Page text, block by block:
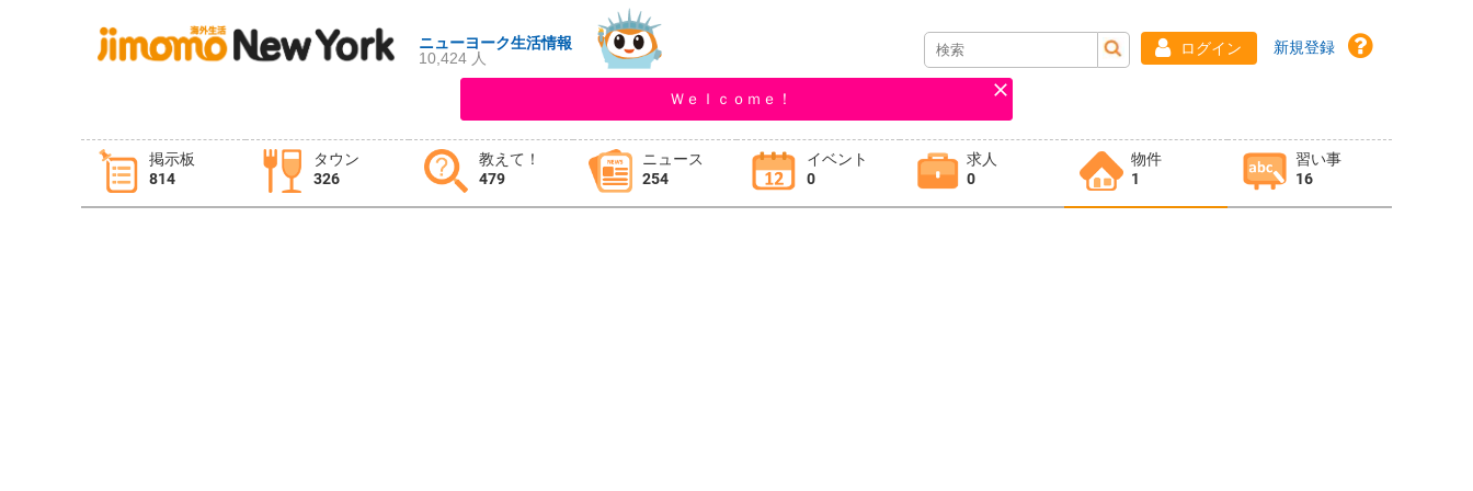
ニューヨーク生活情報
10,424 人
ログイン 新規登録
Ｗｅｌｃｏｍｅ！
掲示板
814
タウン
326
教えて！
479
ニュース
254
イベント
0
求人
0
物件
1
習い事
16
タウン情報